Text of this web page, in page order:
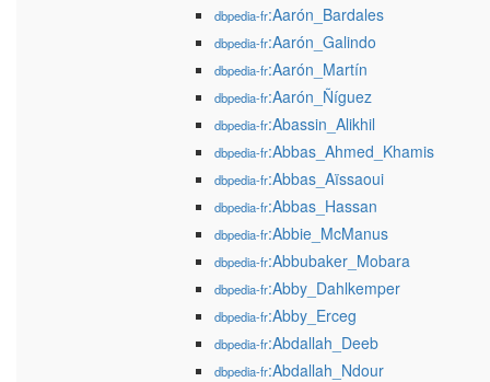
dbpedia-fr:Aarón_Bardales
dbpedia-fr:Aarón_Galindo
dbpedia-fr:Aarón_Martín
dbpedia-fr:Aarón_Ñíguez
dbpedia-fr:Abassin_Alikhil
dbpedia-fr:Abbas_Ahmed_Khamis
dbpedia-fr:Abbas_Aïssaoui
dbpedia-fr:Abbas_Hassan
dbpedia-fr:Abbie_McManus
dbpedia-fr:Abbubaker_Mobara
dbpedia-fr:Abby_Dahlkemper
dbpedia-fr:Abby_Erceg
dbpedia-fr:Abdallah_Deeb
dbpedia-fr:Abdallah_Ndour